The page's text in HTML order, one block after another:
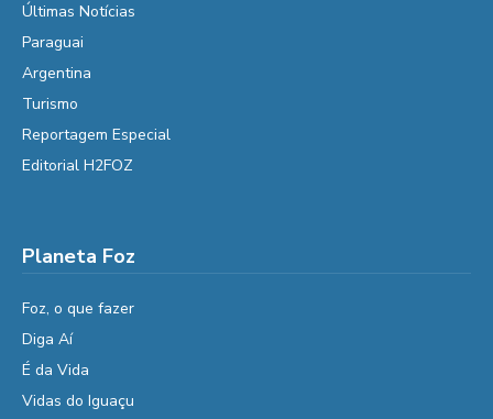
Últimas Notícias
Paraguai
Argentina
Turismo
Reportagem Especial
Editorial H2FOZ
Planeta Foz
Foz, o que fazer
Diga Aí
É da Vida
Vidas do Iguaçu